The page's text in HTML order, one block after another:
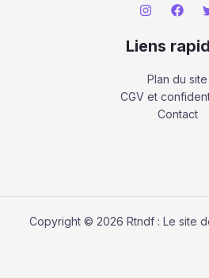
Liens
Plan du site
CGV et
Contact
Copyright © 2026 Rtndf : Le site